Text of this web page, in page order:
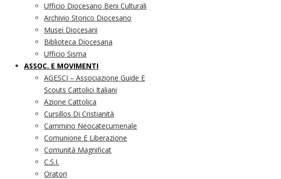
Ufficio Diocesano Beni Culturali
Archivio Storico Diocesano
Musei Diocesani
Biblioteca Diocesana
Ufficio Sisma
ASSOC. E MOVIMENTI
AGESCI – Associazione Guide E
Scouts Cattolici Italiani
Azione Cattolica
Cursillos Di Cristianità
Cammino Neocatecumenale
Comunione E Liberazione
Comunità Magnificat
C.S.I.
Oratori